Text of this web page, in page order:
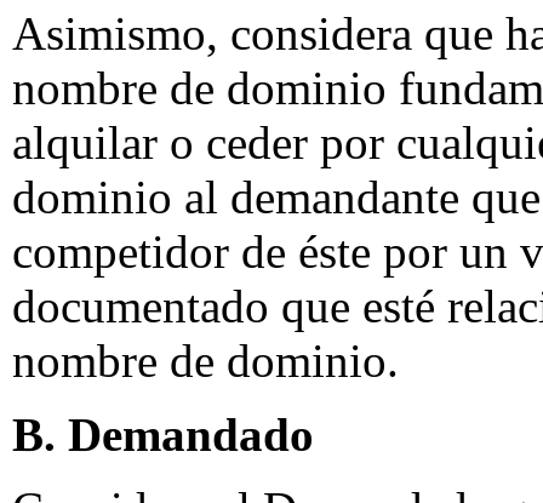
Asimismo, considera que
nombre de dominio
alquilar o ceder por
dominio al demandante
competidor de éste por un
documentado que esté
nombre de dominio.
B. Demandado